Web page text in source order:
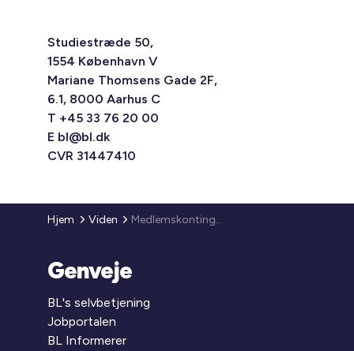
Studiestræde 50,
1554 København V
Mariane Thomsens Gade 2F,
6.1, 8000 Aarhus C
T +45 33 76 20 00
E bl@bl.dk
CVR 31447410
Hjem Viden Medlemskontingent 2013
Genveje
BL's selvbetjening
Jobportalen
BL Informerer